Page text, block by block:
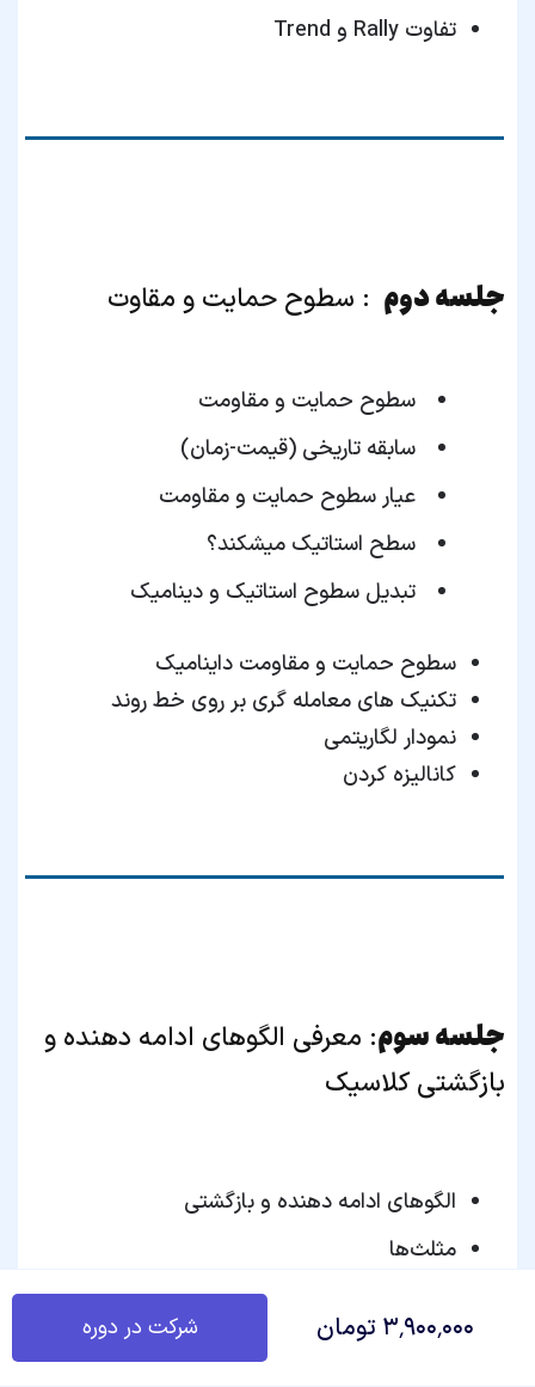
تفاوت Rally و Trend
جلسه دوم : سطوح حمایت و مقاوت
سطوح حمایت و مقاومت
سابقه تاریخی (قیمت-زمان)
عیار سطوح حمایت و مقاومت
سطح استاتیک میشکند؟
تبدیل سطوح استاتیک و دینامیک
سطوح حمایت و مقاومت داینامیک
تکنیک های معامله گری بر روی خط روند
نمودار لگاریتمی
کانالیزه کردن
جلسه سوم: معرفی الگو‌های ادامه‌ دهنده و
بازگشتی کلاسیک
الگوهای ادامه دهنده و بازگشتی
مثلث‌ها
کنج
Privacy Policy
۳٬۹۰۰٬۰۰۰ تومان شرکت در دوره